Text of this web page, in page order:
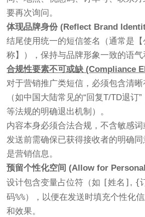
要再次询问。
体现品牌身份 (Reflect Brand
结尾使用统一的短信签名（通常是
称】），保持与品牌形象一致的语气
合规性要素不可或缺 (Compliance
对于营销推广类短信，必须包含清
（如中国大陆常见的“回复T/TD退订
等法规的明确退出机制）。
内容本身必须合法合规，不含敏感词
发送前需确保已获得接收者的明确同
是营销信息。
预留个性化空间 (Allow for
设计包含变量占位符（如 [姓名] , {
码%%），以便在发送时填充个性化
和效果。